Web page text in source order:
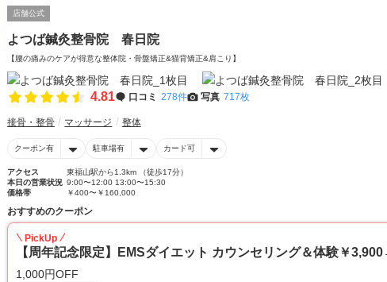
店舗公式
よつば鍼灸整骨院 春日院
【腰の痛みのケアが得意な整体院・骨盤矯正&猫背矯正&肩こり】
4.81 口コミ 278件 写真 717枚
接骨・整骨 マッサージ 整体
クーポン有 駐車場有 カード可
アクセス
東福山駅から1.3km （徒歩17分）
本日の営業状況 9:00〜12:00 13:00〜15:30
価格帯
￥400〜￥160,000
おすすめのクーポン
PickUp
【周年記念限定】EMSダイエット カウンセリング＆体験￥
1,000円OFF